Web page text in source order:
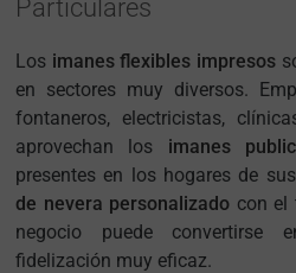
Particulares
Los imanes flexibles impresos
en sectores muy diversos.
fontaneros, electricistas,
aprovechan los imanes
presentes en los hogares de
de nevera personalizado con el
negocio puede convertirse
fidelización muy eficaz.